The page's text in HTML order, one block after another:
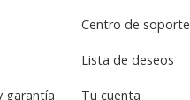
garantía
Centro de soporte
Lista de deseos
Tu cuenta